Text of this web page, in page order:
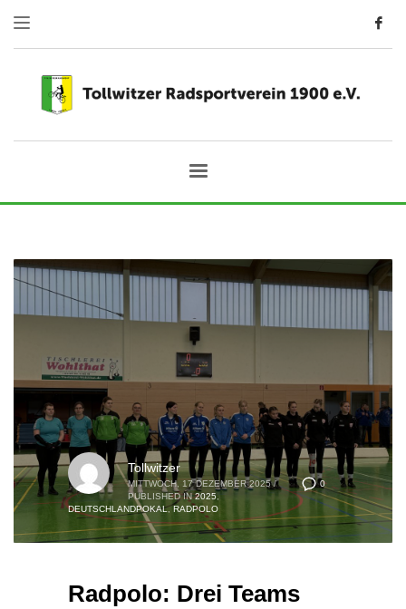
0
Tollwitzer
MITTWOCH, 17 DEZEMBER 2025 /
PUBLISHED IN 2025,
DEUTSCHLANDPOKAL,RADPOLO
Radpolo: Drei Teams